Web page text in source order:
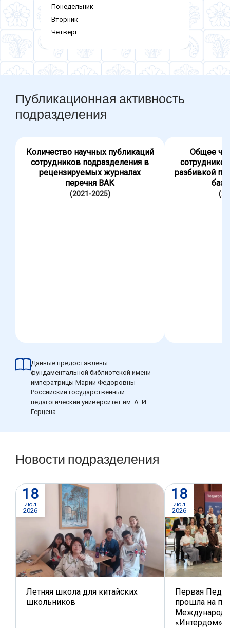
Понедельник
Вторник
Четверг
Публикационная активность
подразделения
Количество научных публикаций
сотрудников подразделения в
рецензируемых журналах
перечня ВАК
(2021-2025)
Общее
разбивкой
Данные предоставлены
фундаментальной библиотекой имени
императрицы Марии Федоровны
Российский государственный
педагогический университет им. А. И.
Герцена
Новости подразделения
18
июл
2026
Летняя школа для китайских
школьников
18
июл
2026
Первая
прошла на
«Интердом»